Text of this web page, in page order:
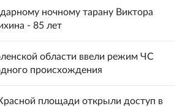
ночному тарану Виктора
- 85 лет
области ввели режим ЧС
происхождения
площади открыли доступ в